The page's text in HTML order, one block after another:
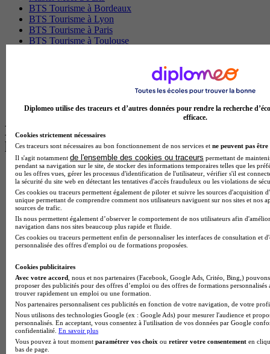
BTS Tourisme à Bordeaux
BTS Tourisme à Lyon
BTS Tourisme à Paris
BTS Tourisme à Toulouse
BTS Communication à Bordeaux
BTS Communication à Lyon
BTS Ndrc à Lyon
Les intitulés de diplôme par alternance
les plus recherchés
BTS Esf en alternance
BTS Dietetique en alternance
BTS Mco en alternance
BTS Pi en alternance
BTS Sp3s en alternance
Master CCA en alternance
BTS Ndrc en alternance
BTS Sam en alternance
BTS Sio en alternance
MSc Marketing Digital en alternance
BTS Gpme en alternance
Cap Electricien en alternance
BTS Gpn en alternance
BTS Domotique en alternance
BAC Pro Agora en alternance
BTS Sta en alternance
Diplomeo utilise des traceurs et d’autres données pour rendre la recherche
efficace.
Cookies strictement nécessaires
Ces traceurs sont nécessaires au bon fonctionnement de nos services et ne peuvent pas être
Il s'agit notamment de l'ensemble des cookies ou traceurs permettant de
pendant sa navigation sur le site, de stocker des informations temporaires telles que les
ou les offres vues, gérer les processus d'identification de l'utilisateur, vérifier s'il est
la sécurité du site web en détectant les tentatives d'accès frauduleux ou les violations de
Ces cookies ou traceurs permettent également de piloter et suivre les sources d'acquisition
unique permettant de comprendre comment nos utilisateurs naviguent sur nos sites et nos
sources de trafic.
Ils nous permettent également d’observer le comportement de nos utilisateurs afin
navigation dans nos sites beaucoup plus rapide et fluide.
Ces cookies ou traceurs permettent enfin de personnaliser les interfaces de consultation et
personnalisée des offres d'emploi ou de formations proposées.
Cookies publicitaires
Avec votre accord , nous et nos partenaires (Facebook, Google Ads, Critéo, Bing,)
proposer des publicités pour des offres d’emploi ou des offres de formations
trouver rapidement un emploi ou une formation.
Nos partenaires personnalisent ces publicités en fonction de votre navigation, de votre
Nous utilisons des technologies Google (ex : Google Ads) pour mesurer l'audience et
personnalisés. En acceptant, vous consentez à l'utilisation de vos données par Google
confidentialité. En savoir plus
Vous pouvez à tout moment paramétrer vos choix ou retirer votre consentement en
bas de page.